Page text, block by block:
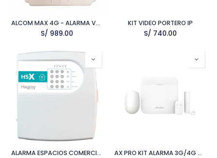
ALCOM MAX 4G - ALARMA VECINAL
S/ 989.00
KIT VIDEO PORTERO IP
S/ 740.00
ALARMA ESPACIOS COMERCIALES HS-X AX PRO KIT ALARMA 3G/4G 48 ZONAS. INCLUYE PANEL, PIR, MAGN Y PULSADOR